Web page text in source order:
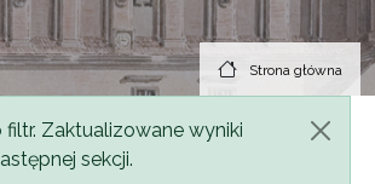
Strona główna
Zaktualizowane wyniki
sekcji.